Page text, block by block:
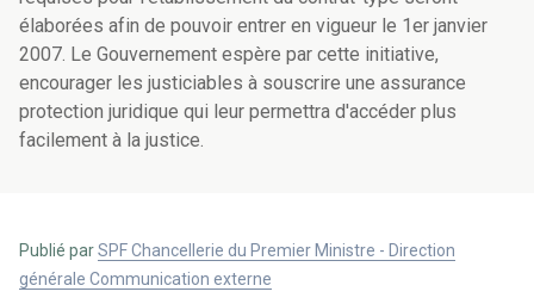
élaborées afin de pouvoir entrer en vigueur le 1er janvier
2007. Le Gouvernement espère par cette initiative,
encourager les justiciables à souscrire une assurance
protection juridique qui leur permettra d'accéder plus
facilement à la justice.
Publié parSPF Chancellerie du Premier Ministre - Direction
générale Communication externe